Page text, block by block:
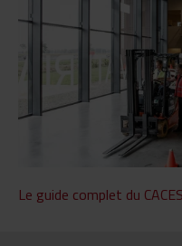
Le guide complet du